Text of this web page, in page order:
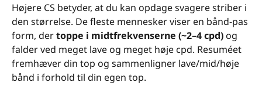
Højere CS betyder, at du kan opdage svagere striber i
den størrelse. De fleste mennesker viser en bånd-pas
form, dertoppe i midtfrekvenserne (~2–4 cpd) og
falder ved meget lave og meget høje cpd. Resuméet
fremhæver din top og sammenligner lave/mid/høje
bånd i forhold til din egen top.